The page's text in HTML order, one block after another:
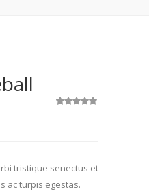
tristique senectus et
ac turpis egestas.